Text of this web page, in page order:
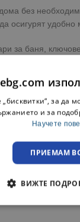
без
осигурят
за баня,
рафтове, като
ежедневните
предпочитания
за да
и за
Научете
ПРИЕМАМ
ВИЖТЕ